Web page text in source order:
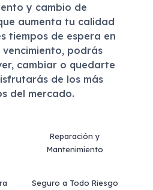
y cambio de
aumenta tu calidad
tiempos de espera en
vencimiento, podrás
cambiar o quedarte
de los más
del mercado.
Reparación y
Mantenimiento
Seguro a Todo Riesgo